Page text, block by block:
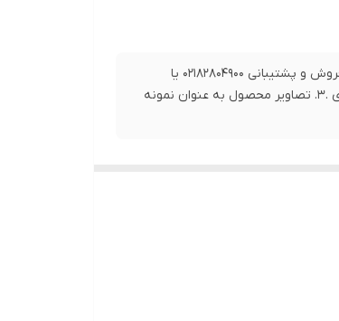
1.برای خرید این محصول و سایر محصولات و اطلاع از زمان دقیق تحویل با شماره فروش و پشتیبانی 02182804900 یا
09192063546 تماس حاصل فرمایید. 2. بازه زمانی ارسال این کالا بین7 الی 10 روز کاری .3. تصاویر محصول به عنوان نمونه